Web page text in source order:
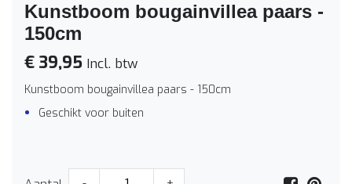
Kunstboom bougainvillea paars -
150cm
€ 39,95 Incl. btw
Kunstboom bougainvillea paars - 150cm
Geschikt voor buiten